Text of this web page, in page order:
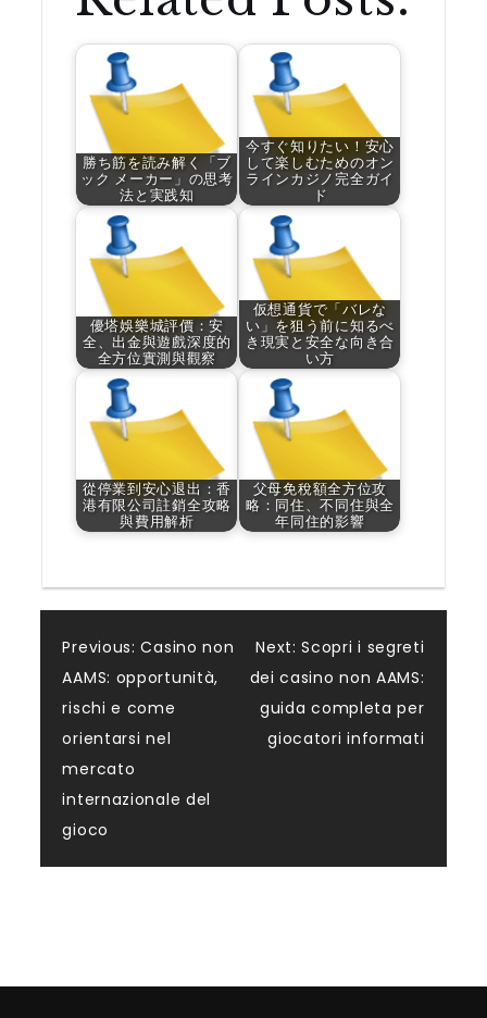
勝ち筋を読み解く「ブ
ック メーカー」の思考
法と実践知
今すぐ知りたい！安心
して楽しむためのオン
ラインカジノ完全ガイ
ド
優塔娛樂城評價：安
全、出金與遊戲深度的
全方位實測與觀察
仮想通貨で「バレな
い」を狙う前に知るべ
き現実と安全な向き合
い方
從停業到安心退出：香
港有限公司註銷全攻略
與費用解析
父母免稅額全方位攻
略：同住、不同住與全
年同住的影響
Post
navigation
Previous: Casino non
AAMS: opportunità,
rischi e come
orientarsi nel
mercato
internazionale del
gioco
Next: Scopri i segreti
dei casino non AAMS:
guida completa per
giocatori informati